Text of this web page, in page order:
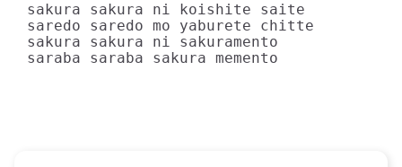
sakura sakura ni koishite saite
saredo saredo mo yaburete chitte
sakura sakura ni sakuramento
saraba saraba sakura memento